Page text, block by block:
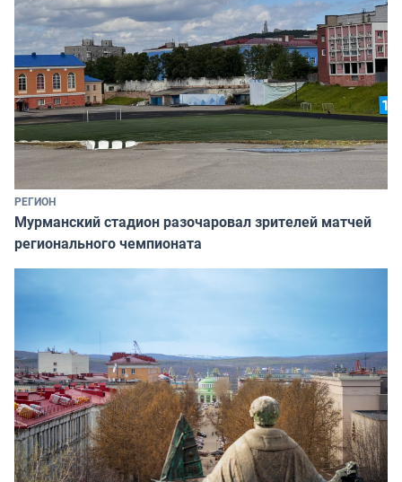
РЕГИОН
Мурманский стадион разочаровал зрителей матчей
регионального чемпионата